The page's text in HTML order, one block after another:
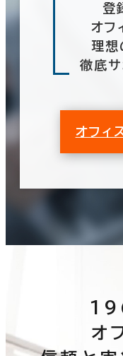
登
オフ
理想
徹底サ
オフィ
オ